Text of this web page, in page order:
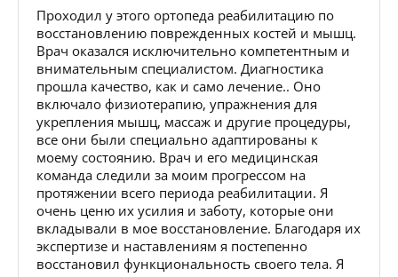
Проходил у этого ортопеда реабилитацию по
восстановлению поврежденных костей и мышц.
Врач оказался исключительно компетентным и
внимательным специалистом. Диагностика
прошла качество, как и само лечение.. Оно
включало физиотерапию, упражнения для
укрепления мышц, массаж и другие процедуры,
все они были специально адаптированы к
моему состоянию. Врач и его медицинская
команда следили за моим прогрессом на
протяжении всего периода реабилитации. Я
очень ценю их усилия и заботу, которые они
вкладывали в мое восстановление. Благодаря их
экспертизе и наставлениям я постепенно
восстановил функциональность своего тела. Я